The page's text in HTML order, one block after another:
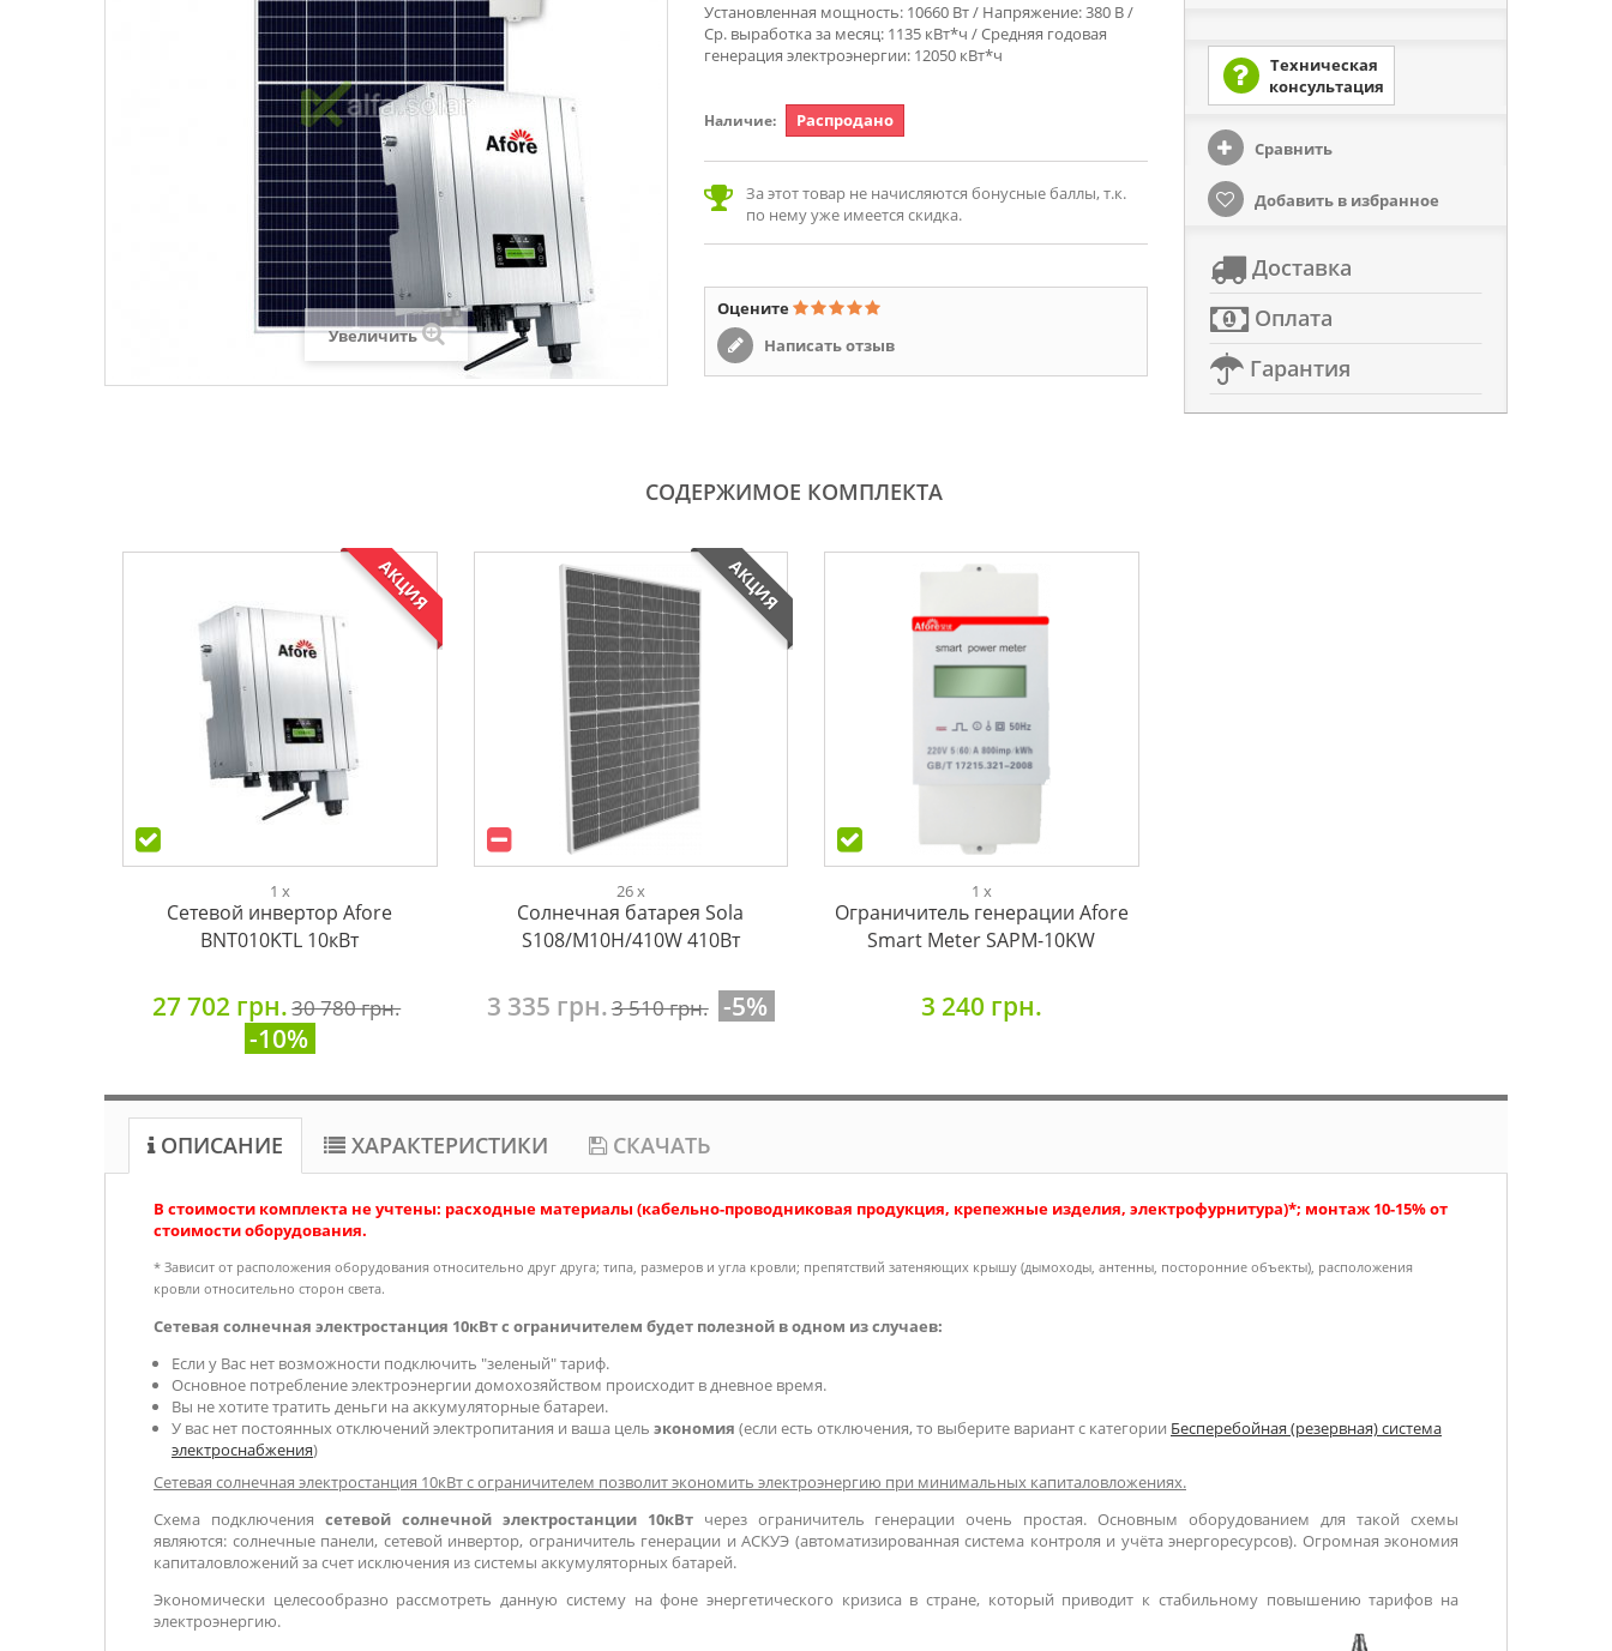
Увеличить
Установленная мощность: 10660 Вт / Напряжение: 380 В /
Ср. выработка за месяц: 1135 кВт*ч / Средняя годовая
генерация электроэнергии: 12050 кВт*ч
Наличие: Распродано
За этот товар не начисляются бонусные баллы, т.к.
по нему уже имеется скидка.
Оцените
Написать отзыв
Техническая
консультация
Сравнить
Добавить в избранное
Доставка
Оплата
Гарантия
СОДЕРЖИМОЕ КОМПЛЕКТА
АКЦИЯ
1 x
Сетевой инвертор Afore
BNT010KTL 10кВт
27 702 грн.30 780 грн.
-10%
АКЦИЯ
26 x
Солнечная батарея Sola
S108/M10H/410W 410Вт
3 335 грн.3 510 грн. -5%
1 x
Ограничитель генерации Afore
Smart Meter SAPM-10KW
3 240 грн.
ОПИСАНИЕ ХАРАКТЕРИСТИКИ СКАЧАТЬ
В стоимости комплекта не учтены: расходные материалы (кабельно-проводниковая продукция, крепежные изделия, электрофурнитура)*; монтаж 10-15% от
стоимости оборудования.
* Зависит от расположения оборудования относительно друг друга; типа, размеров и угла кровли; препятствий затеняющих крышу (дымоходы, антенны, посторонние объекты), расположения
кровли относительно сторон света.
Сетевая солнечная электростанция 10кВт с ограничителем будет полезной в одном из случаев:
Если у Вас нет возможности подключить "зеленый" тариф.
Основное потребление электроэнергии домохозяйством происходит в дневное время.
Вы не хотите тратить деньги на аккумуляторные батареи.
У вас нет постоянных отключений электропитания и ваша цель экономия (если есть отключения, то выберите вариант с категории Бесперебойная (резервная) система
электроснабжения)
Сетевая солнечная электростанция 10кВт с ограничителем позволит экономить электроэнергию при минимальных капиталовложениях.
Схема подключения сетевой солнечной электростанции 10кВтчерез ограничитель генерации очень простая. Основным оборудованием для такой схемы
являются: солнечные панели, сетевой инвертор, ограничитель генерации и АСКУЭ (автоматизированная система контроля и учёта энергоресурсов). Огромная экономия
капиталовложений за счет исключения из системы аккумуляторных батарей.
Экономически целесообразно рассмотреть данную систему на фоне энергетического кризиса в стране, который приводит к стабильному повышению тарифов на
электроэнергию.